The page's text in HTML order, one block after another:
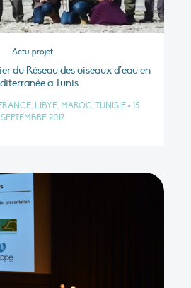
Actu projet
du Réseau des oiseaux d’eau en
à Tunis
LIBYE, MAROC, TUNISIE • 15
SEPTEMBRE 2017